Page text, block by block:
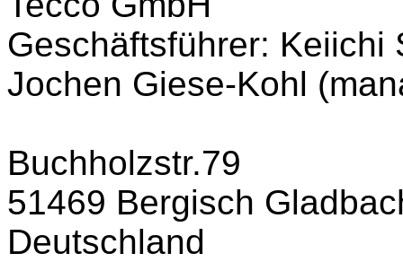
Geschäftsführer: Keiichi
Jochen Giese-Kohl
Buchholzstr.79
51469 Bergisch
Deutschland